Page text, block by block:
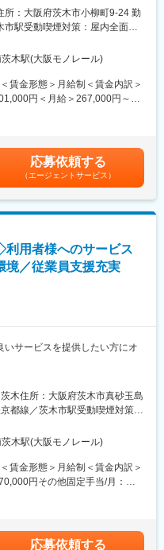
いろんな職種の人と協力して
を学べます。
軟に働き方をアレンジ可能。
ォロー体制があります。
研修を充実させることで常に新
プできる環境を用意していま
や、スペシャリストとして特定
でいくことも可能です。
らSMAやCRAへのキャリアチ
リアにチャレンジされている
て日々を過ごしている方にとて
き高齢者向け住宅（住宅型有
ィ茨木」「サンファミーレ茨
支援等の在宅サービス事業を
員も温かみを感じられる「居
ンコティ茨木」のサービス提
員の教育等をご担当いただき
を傾けます。
れていることについても応援
シフト調整など可能なご支援を
ており、ブランクのあるも安
も充実
）
、現場の中核としてご活躍い
所：大阪府茨木市小柳町9-24 勤
駅受動喫煙対策：屋内全面禁
木駅(大阪モノレール)
賃金形態＞月給制＜賃金内訳＞
円＜月給＞267,000円～
能性があります。月給(月額)は固
応募依頼する
（エージェントサービス）
利用者様へのサービス
境／従業員支援充実
いサービスを提供したい方にオ
援いたします！
き高齢者向け住宅（住宅型有
茨木」「サンファミーレ茨
支援等の在宅サービス事業を
員も温かみを感じられる「居
くりを心がけています。
務を行います。（併設するサ高
木住所：大阪府茨木市真砂玉島
都線／茨木市駅受動喫煙対策：
コティ茨木住所：大阪府茨木市
都本線／茨木市駅受動喫煙対
木駅(大阪モノレール)
賃金形態＞月給制＜賃金内訳＞
円その他固定手当/月：
記です。応募依頼する